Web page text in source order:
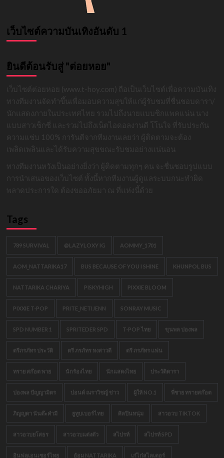
เว็บไซต์ความบันเทิงอันดับ 1
ยินดีต้อนรับสู่ "ต่อยหอย"
เว็บไซต์ต่อยหอย (www.t-hoy.com) ถือเป็นเว็บไซต์เพื่อความบันเทิง
ทางทีมงานจัดทำขึ้นเพื่อมอบความสุขให้แก่ผู้รับชมที่ชื่นชอบดารา/
นักแสดงภายในประเทศไทย รวมไปถึงนายแบบซิกแพคแน่น นาง
แบบสาวเซ็กซี่ และรวมไปถึงเน็ตไอดอลงานดี โโนใจ ที่รับประกัน
ความแซ่บ 100% การันตีจากทีมงานเลยว่า ผู้ติดตามจะต้อง
เพลิดเพลินและได้รับความสุขขณะรับชมอย่างแน่นอน
ทางทีมงานหวังเป็นอย่างยิ่งว่า ผู้ติดตามทุกๆ คน จะชื่นชอบรูปแบบ
การนำเสนอของเว็บไซต์ ทั้งนี้หากทีมงานผู้ดูแลระบบกนะทำผิด
พลาดประการใด ต้องขออภัยมา ณ ที่แห่งนี้ด้วย
Tags
789 SURVIVAL @LAZYLOXY IG AOMMY_1701
AOM_NATTARIKA17 BUS BECAUSE OF YOU I SHINE KHUNPOL BUS
NATTARIKA CHARIYA PISKYHIGH PIXXIE BLOOM
PIXXIE T-POP PRITE_NETIJENN SONRAY MUSIC
SPD NUMBER 1 SPRITEDER SPD T-POP ไทย ขุนพล ปองพล
ตรีภรภัทร ประวัติ ตรี ภรภัทร หงสาวดี ตรี ภรภัทร แฟน
ทราย สก๊อต พาย นักร้องไทย นักแสดงไทย ประวัติดารา
ปองพล ปัญญามิตร ปอนด์ ณราวิชญ์ ข่าว ผู้ให้ NO.1 พี่ชาย ทรายสก๊อต
ภิญญดา นันต๊ะคำมี ยูทูบเบอร์ไทย ศิลปินหนุ่ม สาวอวบ TIKTOK
สาวอวบยโสธร สาวอวบแต่งตัว สไปรท์ สไปรท์ SPD
อินฟลูเอนเซอร์ไทย อ้อม NATTARIKA เก๋ไก๋สไลเดอร์